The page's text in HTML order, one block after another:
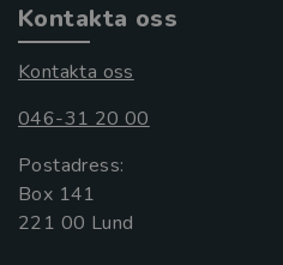
Kontakta oss
Kontakta oss
046-31 20 00
Postadress:
Box 141
221 00 Lund